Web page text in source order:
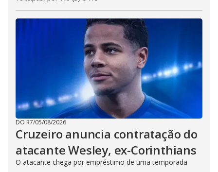
DO R7/05/08/2026
Cruzeiro anuncia contratação do
atacante Wesley, ex-Corinthians
O atacante chega por empréstimo de uma temporada